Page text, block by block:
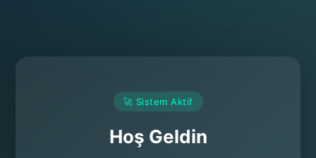
🚀 Sistem Aktif
Hoş Geldin